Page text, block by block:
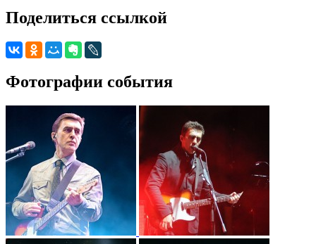
Поделиться ссылкой
Фотографии события